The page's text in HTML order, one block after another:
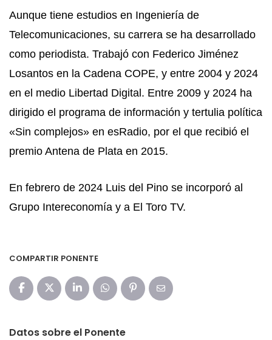
Aunque tiene estudios en Ingeniería de
Telecomunicaciones, su carrera se ha desarrollado
como periodista. Trabajó con Federico Jiménez
Losantos en la Cadena COPE​, y entre 2004 y 2024
en el medio Libertad Digital. Entre 2009 y 2024 ha
dirigido el programa de información y tertulia política
«Sin complejos» en esRadio, por el que recibió el
premio Antena de Plata en 2015.
En febrero de 2024 Luis del Pino se incorporó al
Grupo Intereconomía y a El Toro TV.
COMPARTIR PONENTE
Datos sobre el Ponente